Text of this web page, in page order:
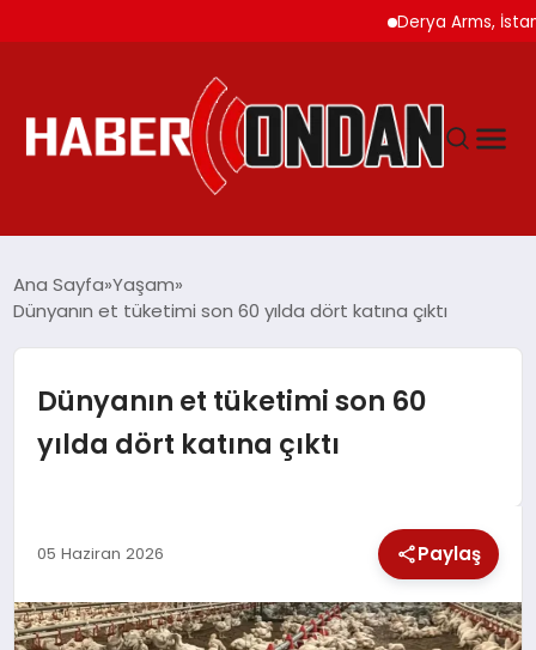
Derya Arms,
DÜNYA
SPOR
TEKNOLOJI
Ana Sayfa Yaşam
Dünyanın et tüketimi son 60 yılda dört katına çıktı
Dünyanın et tüketimi son 60
yılda dört katına çıktı
05 Haziran 2026 Paylaş